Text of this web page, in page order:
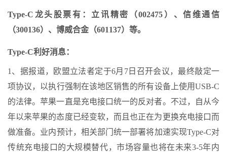
Type-C龙头股票有：立讯精密（002475）、信维通信
（300136）、博威合金（601137）等。
Type-C利好消息：
1、据报道，欧盟立法者定于6月7日召开会议，最终敲定一
项协议，以执行强制在该地区销售的所有设备上使用USB-C
的法律。苹果一直是充电接口统一的反对者。不过，自从今
年以来苹果的态度已经变软，而且也正在为更换充电接口而
做准备。业内预计，相关部门统一部署将加速实现Type-C对
传统充电接口的大规模替代，市场容量也将在未来3-5年内